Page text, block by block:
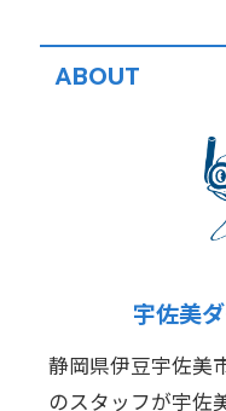
ABOUT
宇佐美
静岡県伊豆宇佐美
のスタッフが宇佐